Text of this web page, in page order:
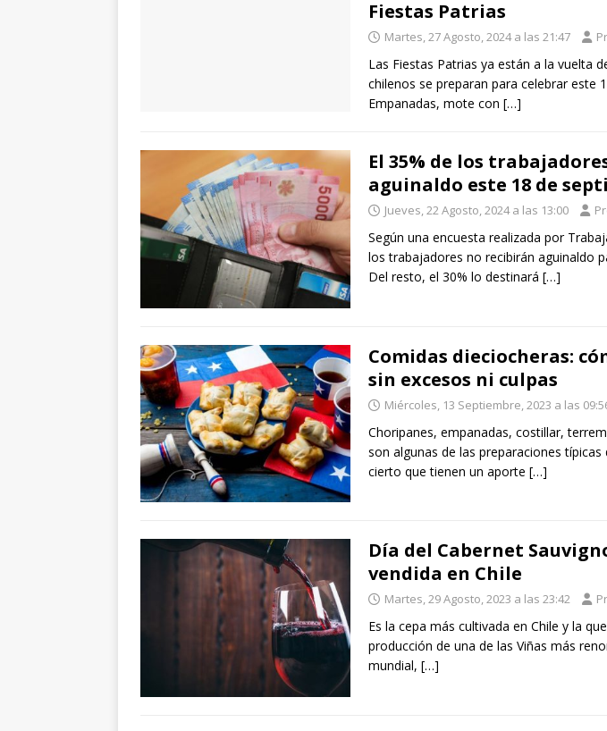
Fiestas Patrias
Martes, 27 Agosto, 2024 a las 21:47
Las Fiestas Patrias ya están a la vuelta
chilenos se preparan para celebrar este
Empanadas, mote con […]
El 35% de los
aguinaldo este 18 de
Jueves, 22 Agosto, 2024 a las 13:00
Según una encuesta realizada por
los trabajadores no recibirán aguinaldo
Del resto, el 30% lo destinará […]
Comidas dieciocheras:
sin excesos ni culpas
Miércoles, 13 Septiembre, 2023 a las
Choripanes, empanadas, costillar,
son algunas de las preparaciones típicas
cierto que tienen un aporte […]
Día del Cabernet
vendida en Chile
Martes, 29 Agosto, 2023 a las 23:42
Es la cepa más cultivada en Chile y la
producción de una de las Viñas más
mundial, […]